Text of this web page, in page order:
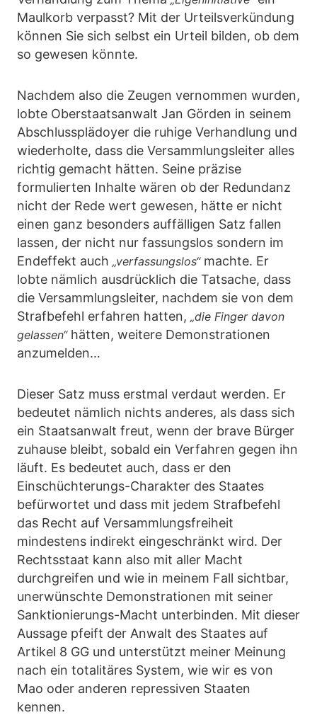
Maulkorb verpasst? Mit der Urteilsverkündung
können Sie sich selbst ein Urteil bilden, ob dem
so gewesen könnte.
Nachdem also die Zeugen vernommen wurden,
lobte Oberstaatsanwalt Jan Görden in seinem
Abschlussplädoyer die ruhige Verhandlung und
wiederholte, dass die Versammlungsleiter alles
richtig gemacht hätten. Seine präzise
formulierten Inhalte wären ob der Redundanz
nicht der Rede wert gewesen, hätte er nicht
einen ganz besonders auffälligen Satz fallen
lassen, der nicht nur fassungslos sondern im
Endeffekt auch „verfassungslos“machte. Er
lobte nämlich ausdrücklich die Tatsache, dass
die Versammlungsleiter, nachdem sie von dem
Strafbefehl erfahren hatten, „die Finger davon
gelassen“hätten, weitere Demonstrationen
anzumelden…
Dieser Satz muss erstmal verdaut werden. Er
bedeutet nämlich nichts anderes, als dass sich
ein Staatsanwalt freut, wenn der brave Bürger
zuhause bleibt, sobald ein Verfahren gegen ihn
läuft. Es bedeutet auch, dass er den
Einschüchterungs-Charakter des Staates
befürwortet und dass mit jedem Strafbefehl
das Recht auf Versammlungsfreiheit
mindestens indirekt eingeschränkt wird. Der
Rechtsstaat kann also mit aller Macht
durchgreifen und wie in meinem Fall sichtbar,
unerwünschte Demonstrationen mit seiner
Sanktionierungs-Macht unterbinden. Mit dieser
Aussage pfeift der Anwalt des Staates auf
Artikel 8 GG und unterstützt meiner Meinung
nach ein totalitäres System, wie wir es von
Mao oder anderen repressiven Staaten
kennen.